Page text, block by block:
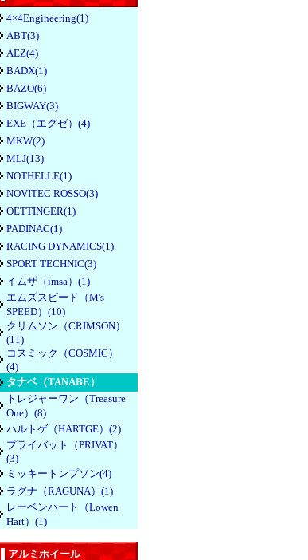
4×4Engineering(1)
ABT(3)
AEZ(4)
BADX(1)
BAZO(6)
BIGWAY(3)
EXE（エグゼ）(4)
MKW(2)
MLJ(13)
NOTHELLE(1)
NOVITEC ROSSO(3)
OETTINGER(1)
PADINAC(1)
RACING DYNAMICS(1)
SPORT TECHNIC(3)
イムザ（imsa）(1)
エムズスピード（M's
SPEED）(10)
クリムソン（CRIMSON）
(11)
コスミック（COSMIC）
(4)
タナベ（TANABE）
トレジャーワン（Treasure
One）(8)
ハルトゲ（HARTGE）(2)
プライバット（PRIVAT）
(3)
ミッキートンプソン(4)
ラグナ（RAGUNA）(1)
レーベンハート（Lowen
Hart）(1)
アルミホイール